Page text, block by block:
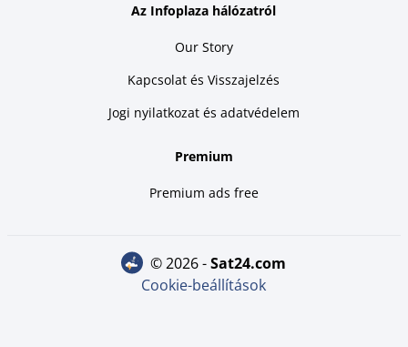
Az Infoplaza hálózatról
Our Story
Kapcsolat és Visszajelzés
Jogi nyilatkozat és adatvédelem
Premium
Premium ads free
© 2026 - sat24.com
Cookie-beállítások